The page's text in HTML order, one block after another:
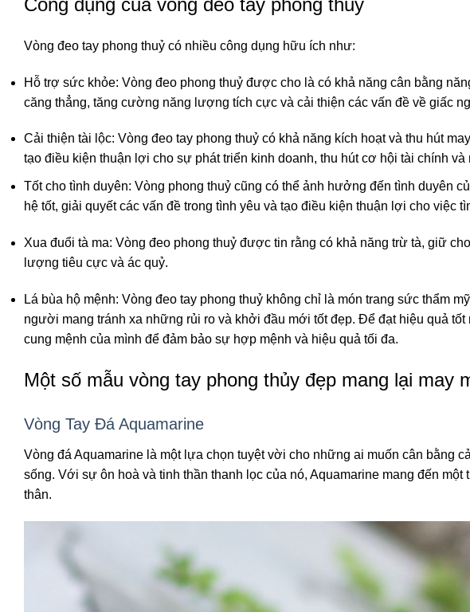
Vòng đeo tay phong thuỷ có nhiều công dụng hữu ích như:
Hỗ trợ sức khỏe: Vòng đeo phong thuỷ được cho là có khả năng cân bằng
căng thẳng, tăng cường năng lượng tích cực và cải thiện các vấn đề về giấc
Cải thiện tài lộc: Vòng đeo tay phong thuỷ có khả năng kích hoạt và thu hút
tạo điều kiện thuận lợi cho sự phát triển kinh doanh, thu hút cơ hội tài chính
Tốt cho tình duyên: Vòng phong thuỷ cũng có thể ảnh hưởng đến tình duyên
hệ tốt, giải quyết các vấn đề trong tình yêu và tạo điều kiện thuận lợi cho việc
Xua đuổi tà ma: Vòng đeo phong thuỷ được tin rằng có khả năng trừ tà, giữ
lượng tiêu cực và ác quỷ.
Lá bùa hộ mệnh: Vòng đeo tay phong thuỷ không chỉ là món trang sức thẩm
người mang tránh xa những rủi ro và khởi đầu mới tốt đẹp. Để đạt hiệu quả
cung mệnh của mình để đảm bảo sự hợp mệnh và hiệu quả tối đa.
Một số mẫu vòng tay phong thủy đẹp mang lại may
Vòng Tay Đá Aquamarine
Vòng đá Aquamarine là một lựa chọn tuyệt vời cho những ai muốn cân bằng
sống. Với sự ôn hoà và tinh thần thanh lọc của nó, Aquamarine mang đến một
thân.